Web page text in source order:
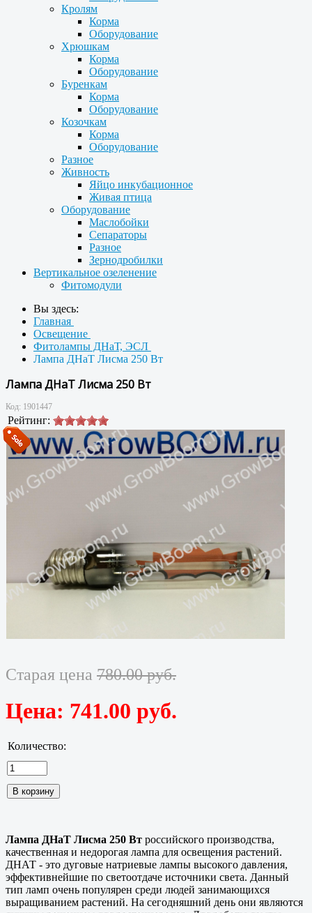
Кролям
Корма
Оборудование
Хрюшкам
Корма
Оборудование
Буренкам
Корма
Оборудование
Козочкам
Корма
Оборудование
Разное
Живность
Яйцо инкубационное
Живая птица
Оборудование
Маслобойки
Сепараторы
Разное
Зернодробилки
Вертикальное озеленение
Фитомодули
Вы здесь:
Главная
Освещение
Фитолампы ДНаТ, ЭСЛ
Лампа ДНаТ Лисма 250 Вт
Лампа ДНаТ Лисма 250 Вт
Код: 1901447
Рейтинг:
Старая цена 780.00 руб.
Цена: 741.00 руб.
Количество:
Лампа ДНаТ Лисма 250 Вт российского производства,
качественная и недорогая лампа для освещения растений.
ДНАТ - это дуговые натриевые лампы высокого давления,
эффективнейшие по светоотдаче источники света. Данный
тип ламп очень популярен среди людей занимающихся
выращиванием растений. На сегодняшний день они являются